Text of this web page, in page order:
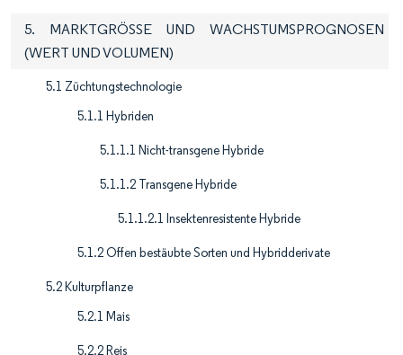
5. MARKTGRÖSSE UND WACHSTUMSPROGNOSEN
(WERT UND VOLUMEN)
5.1 Züchtungstechnologie
5.1.1 Hybriden
5.1.1.1 Nicht-transgene Hybride
5.1.1.2 Transgene Hybride
5.1.1.2.1 Insektenresistente Hybride
5.1.2 Offen bestäubte Sorten und Hybridderivate
5.2 Kulturpflanze
5.2.1 Mais
5.2.2 Reis